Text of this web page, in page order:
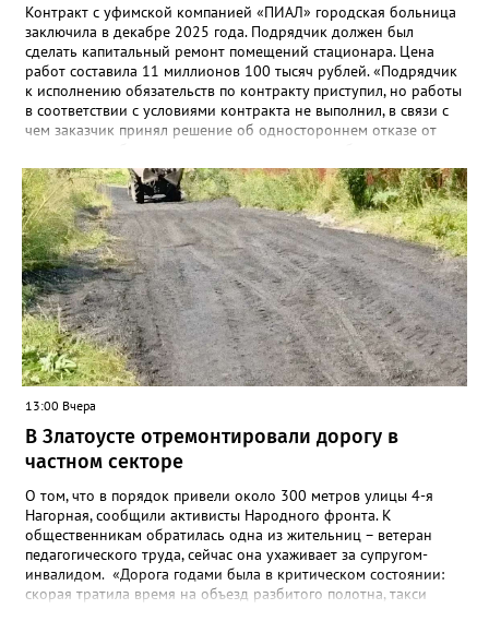
Контракт с уфимской компанией «ПИАЛ» городская больница
заключила в декабре 2025 года. Подрядчик должен был
сделать капитальный ремонт помещений стационара. Цена
работ составила 11 миллионов 100 тысяч рублей. «Подрядчик
к исполнению обязательств по контракту приступил, но работы
в соответствии с условиями контракта не выполнил, в связи с
чем заказчик принял решение об одностороннем отказе от
Челябинском УФАС. Антимонопольная служба приняла
решение включить ООО «ПИАЛ» в реестр недобросовестных
поставщиков. В чёрном списке уфимский подрядчик будет два
года.
13:00 Вчера
В Златоусте отремонтировали дорогу в
частном секторе
О том, что в порядок привели около 300 метров улицы 4-я
Нагорная, сообщили активисты Народного фронта. К
общественникам обратилась одна из жительниц – ветеран
педагогического труда, сейчас она ухаживает за супругом-
инвалидом. «Дорога годами была в критическом состоянии:
скорая тратила время на объезд разбитого полотна, такси